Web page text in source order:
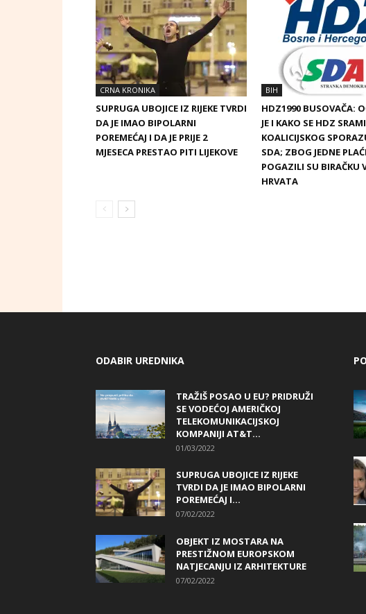
CRNA KRONIKA
SUPRUGA UBOJICE IZ RIJEKE TVRDI
DA JE IMAO BIPOLARNI
POREMEĆAJ I DA JE PRIJE 2
MJESECA PRESTAO PITI LIJEKOVE
BIH
HDZ1990 BUSOVAČA:
JE I KAKO SE HDZ
KOALICIJSKOG
SDA; ZBOG JEDNE
POGAZILI SU BIRAČKU
HRVATA
ODABIR UREDNIKA
TRAŽIŠ POSAO U EU? PRIDRUŽI
SE VODEĆOJ AMERIČKOJ
TELEKOMUNIKACIJSKOJ
KOMPANIJI AT&T...
01/03/2022
SUPRUGA UBOJICE IZ RIJEKE
TVRDI DA JE IMAO BIPOLARNI
POREMEĆAJ I...
07/02/2022
OBJEKT IZ MOSTARA NA
PRESTIŽNOM EUROPSKOM
NATJECANJU IZ ARHITEKTURE
07/02/2022